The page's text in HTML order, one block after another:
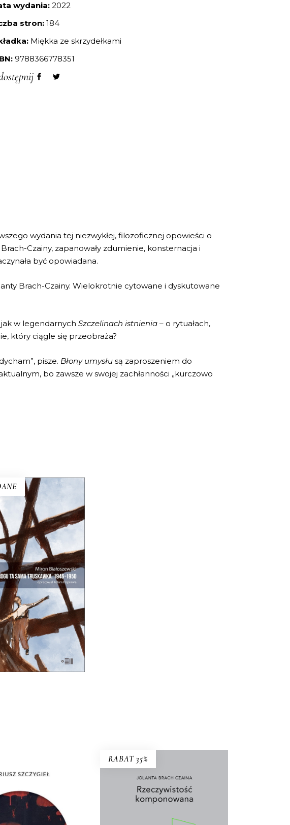
wydania: 2022
stron: 184
Miękka ze skrzydełkami
9788366778351
wydania tej niezwykłej, filozoficznej opowieści o
Czainy, zapanowały zdumienie, konsternacja i
być opowiadana.
Brach-Czainy. Wielokrotnie cytowane i dyskutowane
w legendarnych Szczelinach istnienia – o rytuałach,
który ciągle się przeobraża?
pisze. Błony umysłu są zaproszeniem do
bo zawsze w swojej zachłanności „kurczowo
BOOK DO
KOSZYKA
ROGU TA
TRUSKAWKA
nowe miasto. Jakaś
na starych
Skąd się wzięła?
zł 25.00zł
NIE MA
Nie ma czegoś.
Nie ma
Nie ma widelców do
RABAT 35%
RZECZYWISTOŚĆ
KOMPONOWANA